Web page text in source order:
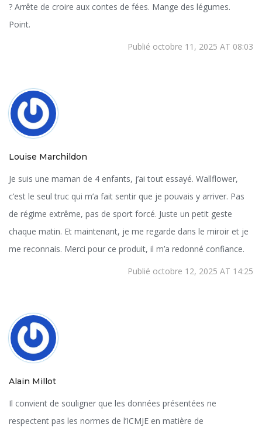
? Arrête de croire aux contes de fées. Mange des légumes.
Point.
Publié octobre 11, 2025 AT 08:03
Louise Marchildon
Je suis une maman de 4 enfants, j’ai tout essayé. Wallflower,
c’est le seul truc qui m’a fait sentir que je pouvais y arriver. Pas
de régime extrême, pas de sport forcé. Juste un petit geste
chaque matin. Et maintenant, je me regarde dans le miroir et je
me reconnais. Merci pour ce produit, il m’a redonné confiance.
Publié octobre 12, 2025 AT 14:25
Alain Millot
Il convient de souligner que les données présentées ne
respectent pas les normes de l’ICMJE en matière de